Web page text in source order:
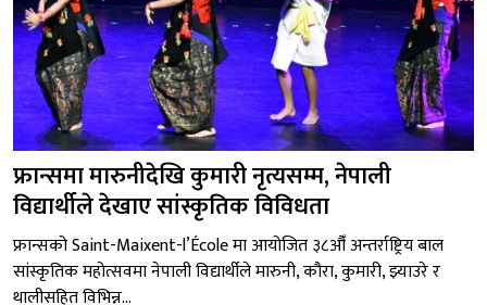
फ्रान्समा मारुनीदेखि कुमारी नृत्यसम्म, नेपाली
विद्यार्थीले देखाए सांस्कृतिक विविधता
फ्रान्सको Saint-Maixent-l’École मा आयोजित ३८औँ अन्तर्राष्ट्रिय बाल
सांस्कृतिक महोत्सवमा नेपाली विद्यार्थीले मारुनी, कौरा, कुमारी, झ्याउरे र
थालीसहित विभिन्न...